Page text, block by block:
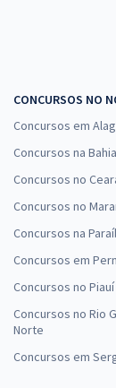
CONCURSOS NO
Concursos em
Concursos na Bahia
Concursos no
Concursos no
Concursos na
Concursos em
Concursos no Piauí
Concursos no Rio
Norte
Concursos em